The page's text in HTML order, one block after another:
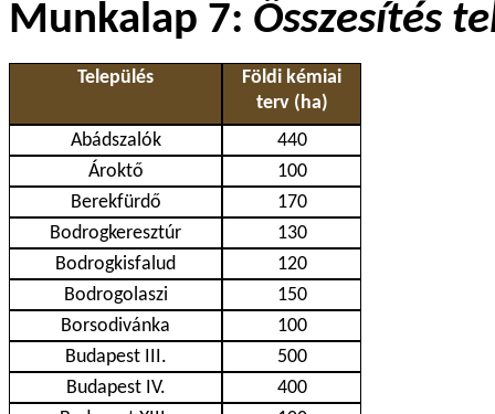
Munkalap 7: Összesítés
Település
Földi kémiai
terv (ha)
Abádszalók
440
Ároktő
100
Berekfürdő
170
Bodrogkeresztúr
130
Bodrogkisfalud
120
Bodrogolaszi
150
Borsodivánka
100
Budapest III.
500
Budapest IV.
400